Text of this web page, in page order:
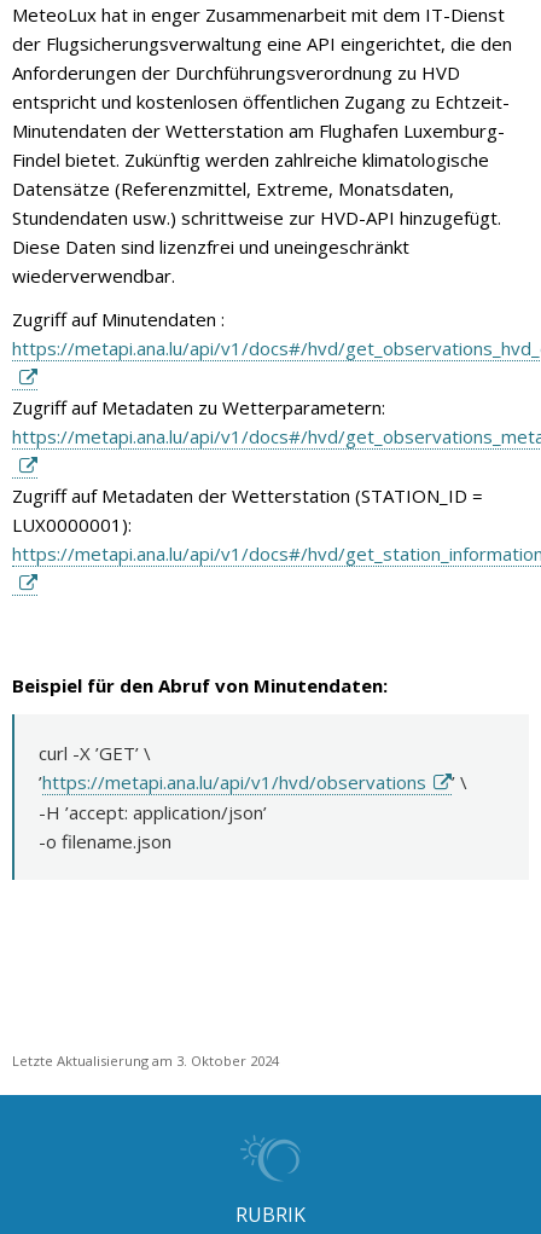
MeteoLux hat in enger Zusammenarbeit mit dem IT-Dienst
der Flugsicherungsverwaltung eine API eingerichtet, die den
Anforderungen der Durchführungsverordnung zu HVD
entspricht und kostenlosen öffentlichen Zugang zu Echtzeit-
Minutendaten der Wetterstation am Flughafen Luxemburg-
Findel bietet. Zukünftig werden zahlreiche klimatologische
Datensätze (Referenzmittel, Extreme, Monatsdaten,
Stundendaten usw.) schrittweise zur HVD-API hinzugefügt.
Diese Daten sind lizenzfrei und uneingeschränkt
wiederverwendbar.
Zugriff auf Minutendaten :
https://metapi.ana.lu/api/v1/docs#/hvd/
Zugriff auf Metadaten zu Wetterparametern:
https://metapi.ana.lu/api/v1/docs#/hvd/
Zugriff auf Metadaten der Wetterstation (STATION_ID =
LUX0000001):
https://metapi.ana.lu/api/v1/docs#/hvd/
Beispiel für den Abruf von Minutendaten:
curl -X ’GET’ \
’https://metapi.ana.lu/api/v1/hvd/observations
’ \
-H ’accept: application/json’
-o filename.json
Letzte Aktualisierung am 3. Oktober 2024
RUBRIK